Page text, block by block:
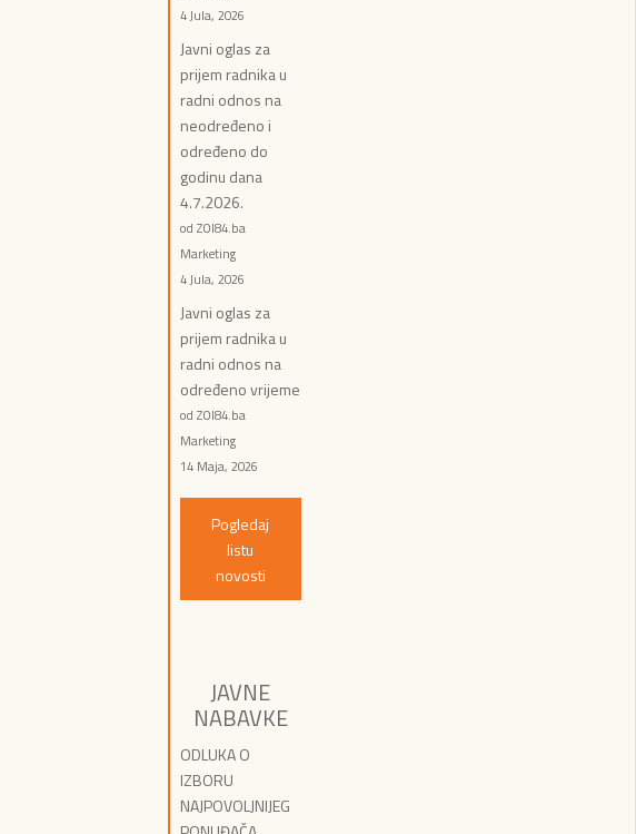
4 Jula, 2026
Javni oglas za
prijem radnika u
radni odnos na
neodređeno i
određeno do
godinu dana
4.7.2026.
od ZOI84.ba
Marketing
4 Jula, 2026
Javni oglas za
prijem radnika u
radni odnos na
određeno vrijeme
od ZOI84.ba
Marketing
14 Maja, 2026
Pogledaj
listu
novosti
JAVNE
NABAVKE
ODLUKA O
IZBORU
NAJPOVOLJNIJEG